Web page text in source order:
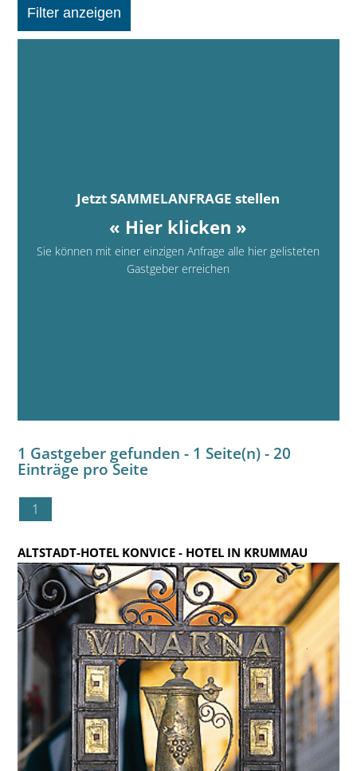
Filter anzeigen
Jetzt SAMMELANFRAGE stellen
« Hier klicken »
Sie können mit einer einzigen Anfrage alle hier gelisteten
Gastgeber erreichen
1 Gastgeber gefunden - 1 Seite(n) - 20
Einträge pro Seite
1
ALTSTADT-HOTEL KONVICE- HOTEL IN KRUMMAU